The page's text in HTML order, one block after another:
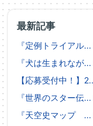
最新記事
『定例トライアル
『犬は生まれなが
【応募受付中！】
『世界のスター伝
『天空史マップ